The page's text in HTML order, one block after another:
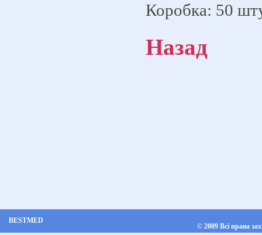
Коробка: 50
Назад
BESTMED
© 2009 Всі права